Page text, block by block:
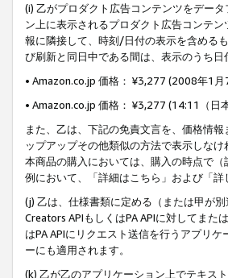
(i) 乙がプロダクト広告コンテンツをデー
ン上に表示されるプロダクト広告コンテ
報に隣接して、時刻/日付の表示を含める
び刷新と同日中である間は、表示のうち
• Amazon.co.jp 価格： ¥3,277 (2008年1
• Amazon.co.jp 価格： ¥3,277 (14:11（
また、乙は、下記の免責文言を、価格情
ップアップその他類似の方法で表示しな
本商品の購入においては、購入の時点で
例において、「詳細はこちら」および「
(j) 乙は、仕様書類に定める（または甲が
Creators APIもしくはPA APIに対してまた
はPA APIにリクエスト送信を行うアプリ
ーにも適用されます。
(k) 乙が乙のアプリケーション上でテキス